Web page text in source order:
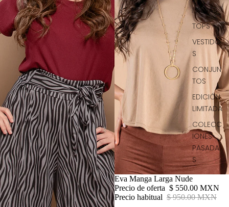
FALDAS
TOPS
VESTIDO
S
CONJUN
TOS
EDICIÓN
LIMITADA
COLECC
IONES
PASADA
S
Oferta
Eva Manga Larga Nude
Precio de oferta $ 550.00 MXN
Precio habitual $ 950.00 MXN